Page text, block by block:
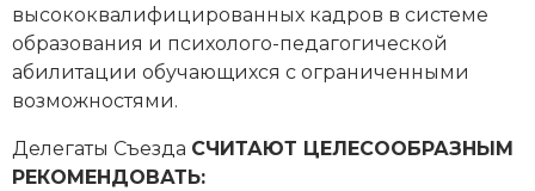
высококвалифицированных кадров в системе
образования и психолого-педагогической
абилитации обучающихся с ограниченными
возможностями.
Делегаты Съезда СЧИТАЮТ ЦЕЛЕСООБРАЗНЫМ
РЕКОМЕНДОВАТЬ: